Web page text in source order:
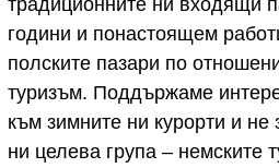
години и понастоящем
полските пазари по
туризъм. Поддържаме
към зимните ни курорти и
ни целева група – немските